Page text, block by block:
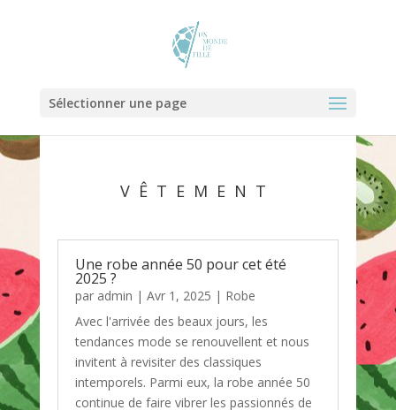
Sélectionner une page
VÊTEMENT
Une robe année 50 pour cet été
2025 ?
par admin | Avr 1, 2025 | Robe
Avec l'arrivée des beaux jours, les
tendances mode se renouvellent et nous
invitent à revisiter des classiques
intemporels. Parmi eux, la robe année 50
continue de faire vibrer les passionnés de